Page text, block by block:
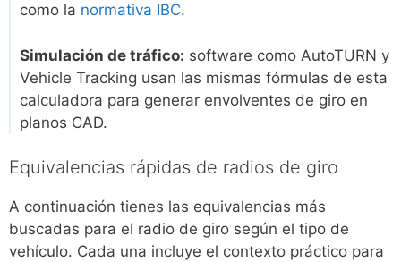
como la normativa IBC.
Simulación de tráfico: software como AutoTURN y
Vehicle Tracking usan las mismas fórmulas de esta
calculadora para generar envolventes de giro en
planos CAD.
Equivalencias rápidas de radios de giro
A continuación tienes las equivalencias más
buscadas para el radio de giro según el tipo de
vehículo. Cada una incluye el contexto práctico para